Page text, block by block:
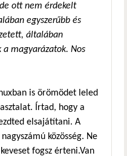
ott nem érdekelt
egyszerűbb és
általában
magyarázatok. Nos
is örömödet leled
Írtad, hogy a
elsajátítani. A
közösség. Ne
fogsz érteni.Van